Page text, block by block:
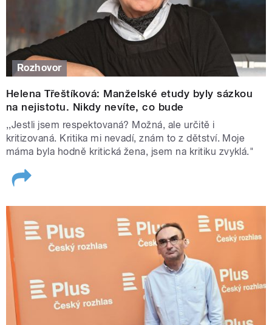
Rozhovor
Helena Třeštíková: Manželské etudy byly sázkou
na nejistotu. Nikdy nevíte, co bude
,,Jestli jsem respektovaná? Možná, ale určitě i
kritizovaná. Kritika mi nevadí, znám to z dětství. Moje
máma byla hodně kritická žena, jsem na kritiku zvyklá."